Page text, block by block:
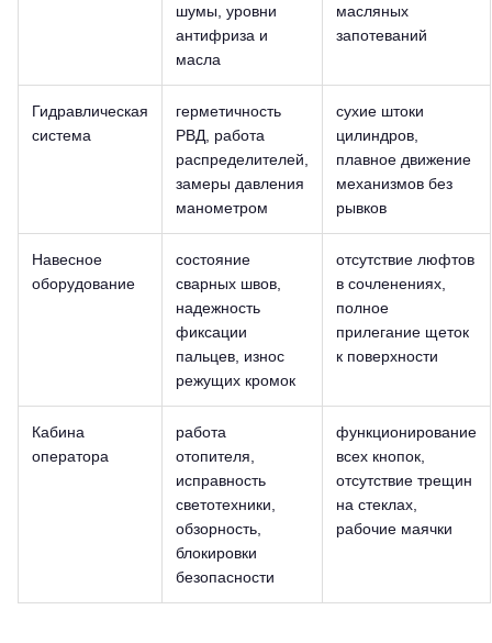
шумы, уровни
антифриза и
масла
масляных
запотеваний
Гидравлическая
система
герметичность
РВД, работа
распределителей,
замеры давления
манометром
сухие штоки
цилиндров,
плавное движение
механизмов без
рывков
Навесное
оборудование
состояние
сварных швов,
надежность
фиксации
пальцев, износ
режущих кромок
отсутствие люфтов
в сочленениях,
полное
прилегание щеток
к поверхности
Кабина
оператора
работа
отопителя,
исправность
светотехники,
обзорность,
блокировки
безопасности
функционирование
всех кнопок,
отсутствие трещин
на стеклах,
рабочие маячки